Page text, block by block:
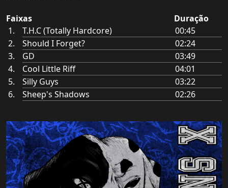
Faixas
Duração
T.H.C (Totally Hardcore)
00:45
Should I Forget?
02:24
GD
03:49
Cool Little Riff
04:01
Silly Guys
03:22
Sheep's Shadows
02:26